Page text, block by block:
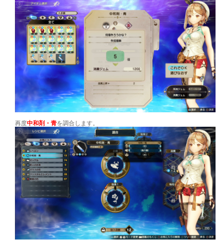
再度中和剤・青を調合します。